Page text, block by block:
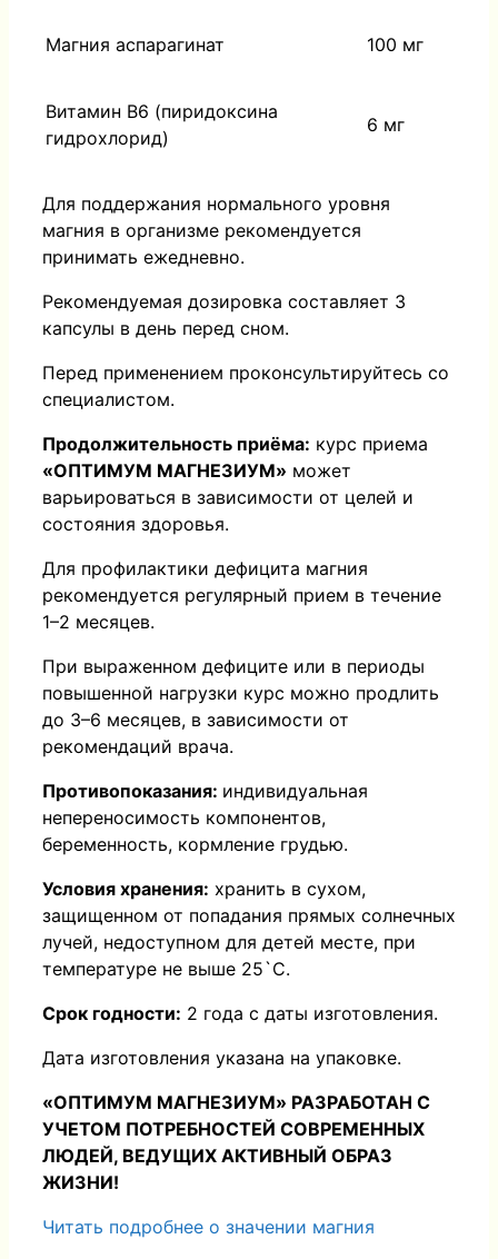
Магния аспарагинат 100 мг
Витамин В6 (пиридоксина
гидрохлорид)
6 мг
Для поддержания нормального уровня
магния в организме рекомендуется
принимать ежедневно.
Рекомендуемая дозировка составляет 3
капсулы в день перед сном.
Перед применением проконсультируйтесь со
специалистом.
Продолжительность приёма: курс приема
«ОПТИМУМ МАГНЕЗИУМ» может
варьироваться в зависимости от целей и
состояния здоровья.
Для профилактики дефицита магния
рекомендуется регулярный прием в течение
1–2 месяцев.
При выраженном дефиците или в периоды
повышенной нагрузки курс можно продлить
до 3–6 месяцев, в зависимости от
рекомендаций врача.
Противопоказания: индивидуальная
непереносимость компонентов,
беременность, кормление грудью.
Условия хранения: хранить в сухом,
защищенном от попадания прямых солнечных
лучей, недоступном для детей месте, при
температуре не выше 25`С.
Срок годности: 2 года с даты изготовления.
Дата изготовления указана на упаковке.
«ОПТИМУМ МАГНЕЗИУМ» РАЗРАБОТАН С
УЧЕТОМ ПОТРЕБНОСТЕЙ СОВРЕМЕННЫХ
ЛЮДЕЙ, ВЕДУЩИХ АКТИВНЫЙ ОБРАЗ
ЖИЗНИ!
Читать подробнее о значении магния